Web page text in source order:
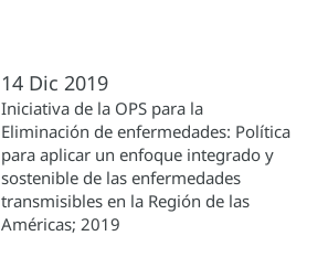
14 Dic 2019
Iniciativa de la OPS para la
Eliminación de enfermedades: Política
para aplicar un enfoque integrado y
sostenible de las enfermedades
transmisibles en la Región de las
Américas; 2019